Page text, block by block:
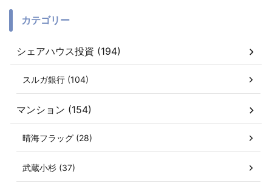
カテゴリー
シェアハウス投資 (194)
スルガ銀行 (104)
マンション (154)
晴海フラッグ (28)
武蔵小杉 (37)